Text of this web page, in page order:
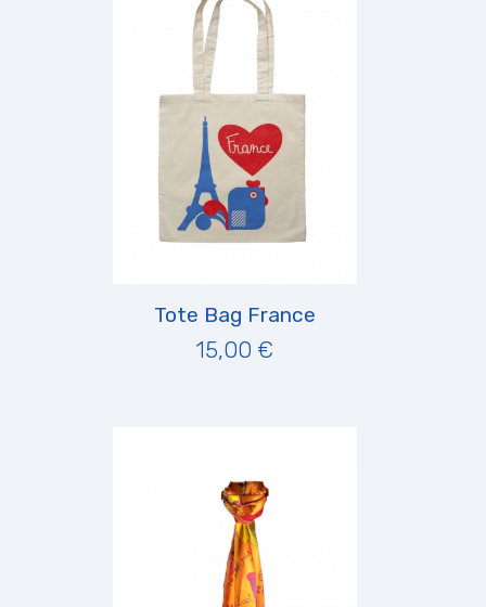
Tote Bag France
15,00 €